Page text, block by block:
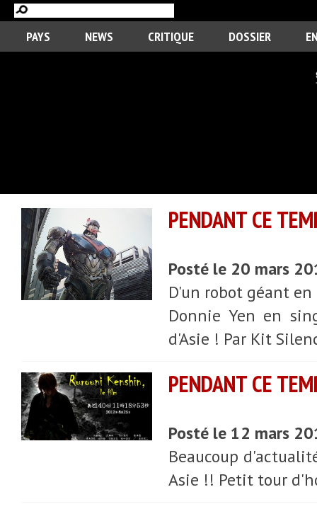
PAYS NEWS CRITIQUE DOSSIER
PENDANT CE
Posté le 20 mars
D'un robot géant en
Donnie Yen en
d'Asie ! Par Kit
PENDANT CE
Posté le 12 mars
Beaucoup
Asie !! Petit tour